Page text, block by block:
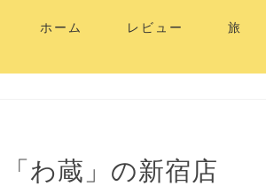
ホーム レビュー 旅
わ蔵」の新宿店